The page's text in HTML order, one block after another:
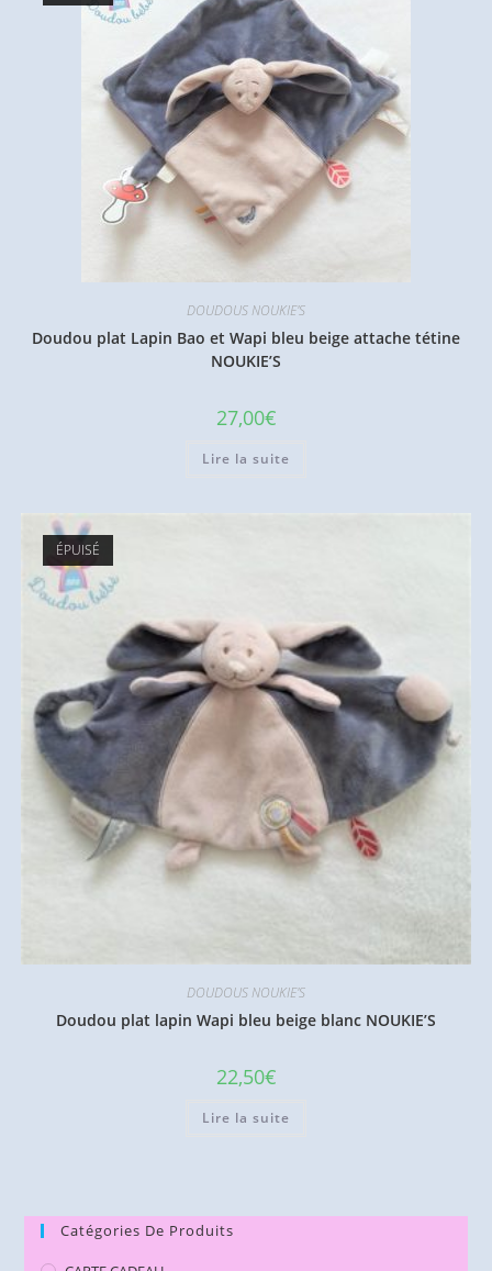
DOUDOUS NOUKIE'S
Doudou plat Lapin Bao et Wapi bleu beige attache tétine
NOUKIE’S
27,00€
Lire la suite
ÉPUISÉ
DOUDOUS NOUKIE'S
Doudou plat lapin Wapi bleu beige blanc NOUKIE’S
22,50€
Lire la suite
Catégories De Produits